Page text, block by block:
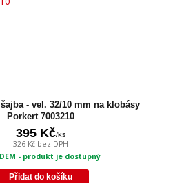
- vel. 32/10 mm na klobásy
Porkert 7003210
395 Kč/ks
326 Kč bez DPH
- produkt je dostupný
Přidat do košíku